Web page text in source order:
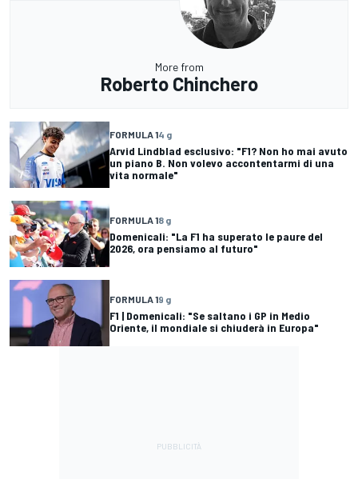
More from
Roberto Chinchero
FORMULA 14 g
Arvid Lindblad esclusivo: "F1? Non ho mai avuto
un piano B. Non volevo accontentarmi di una
vita normale"
FORMULA 18 g
Domenicali: "La F1 ha superato le paure del
2026, ora pensiamo al futuro"
FORMULA 19 g
F1 | Domenicali: "Se saltano i GP in Medio
Oriente, il mondiale si chiuderà in Europa"